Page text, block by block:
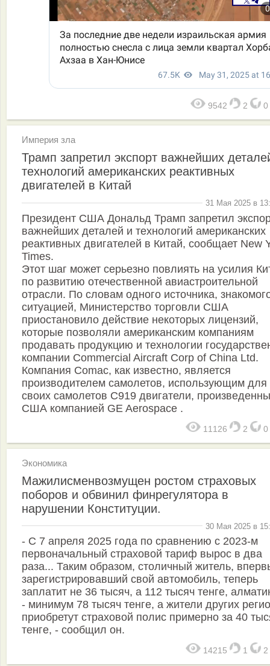
9542 2 0
Империя зла
Трамп запретил экспорт важнейших
технологий американских реактивных
двигателей в Китай
31 Мая 2025 в
Президент США Дональд Трамп запретил
важнейших деталей и технологий американских
реактивных двигателей в Китай, сообщает New
Times.
Этот шаг может серьезно повлиять на усилия
по развитию отечественной авиастроительной
отрасли. По словам одного источника,
ситуацией, Министерство торговли США
приостановило действие некоторых лицензий,
которые позволяли американским компаниям
продавать продукцию и технологии
компании Commercial Aircraft Corp of China Ltd.
Компания Comac, как известно, является
производителем самолетов, использующим для
своих самолетов C919 двигатели,
США компанией GE Aerospace .
11126 2 0
Экономика
Мажилисменвозмущен ростом страховых
поборов и обвинил финрегулятора в
нарушении Конституции.
30 Мая 2025 в
- С 7 апреля 2025 года по сравнению с 2023-м
первоначальный страховой тариф вырос в два
раза... Таким образом, столичный житель,
зарегистрировавший свой автомобиль, теперь
заплатит не 36 тысяч, а 112 тысяч тенге,
- минимум 78 тысяч тенге, а жители других
приобретут страховой полис примерно за 40
тенге, - сообщил он.
14215 1 2